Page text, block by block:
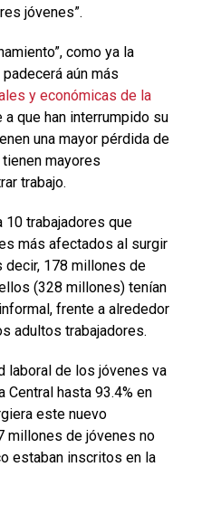
jóvenes”.
como ya la
aún más
y económicas de la
que han interrumpido su
una mayor pérdida de
mayores
trabajo.
10 trabajadores que
más afectados al surgir
decir, 178 millones de
(328 millones) tenían
frente a alrededor
adultos trabajadores.
laboral de los jóvenes va
Central hasta 93.4% en
este nuevo
millones de jóvenes no
estaban inscritos en la